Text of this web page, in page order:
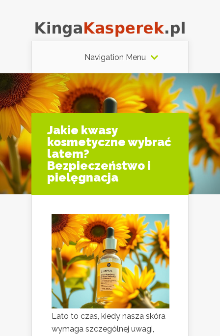
Navigation Menu
Jakie kwasy
kosmetyczne wybrać
latem?
Bezpieczeństwo i
pielęgnacja
Lato to czas, kiedy nasza skóra
wymaga szczególnej uwagi,